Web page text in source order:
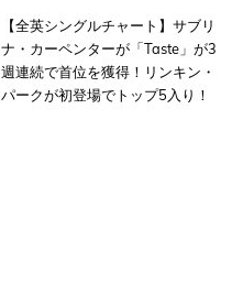
【全英シングルチャート】サブリ
ナ・カーペンターが「Taste」が3
週連続で首位を獲得！リンキン・
パークが初登場でトップ5入り！